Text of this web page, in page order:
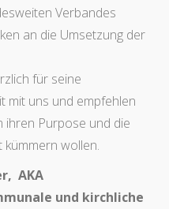
Verbandes
an die Umsetzung der
für seine
mit uns und empfehlen
ihren Purpose und die
wollen.
AKA
und kirchliche